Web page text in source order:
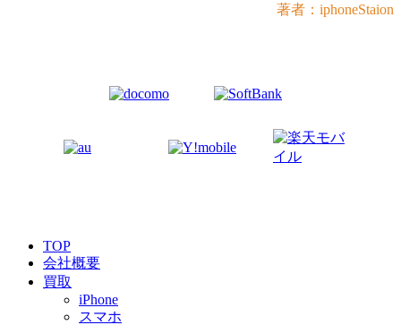
著者：iphoneStaion
TOP
会社概要
買取
iPhone
スマホ